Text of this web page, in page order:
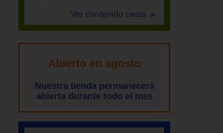
Ver contenido cesta
Abierto en agosto
Nuestra tienda permanecerá
abierta durante todo el mes